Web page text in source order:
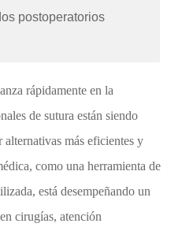
postoperatorios
rápidamente en la
de sutura están siendo
alternativas más eficientes y
como una herramienta de
está desempeñando un
cirugías, atención